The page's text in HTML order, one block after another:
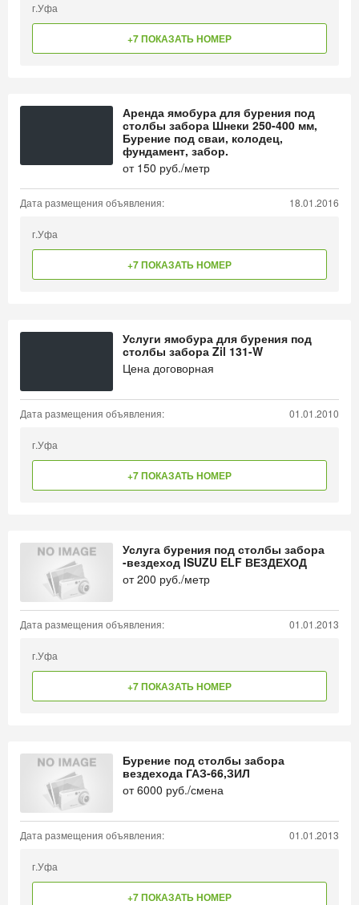
г.Уфа
+7 ПОКАЗАТЬ НОМЕР
Аренда ямобура для бурения под
столбы забора Шнеки 250-400 мм,
Бурение под сваи, колодец,
фундамент, забор.
от 150 руб./метр
Дата размещения объявления: 18.01.2016
г.Уфа
+7 ПОКАЗАТЬ НОМЕР
Услуги ямобура для бурения под
столбы забора Zil 131-W
Цена договорная
Дата размещения объявления: 01.01.2010
г.Уфа
+7 ПОКАЗАТЬ НОМЕР
Услуга бурения под столбы забора
-вездеход ISUZU ELF ВЕЗДЕХОД
от200 руб./метр
Дата размещения объявления: 01.01.2013
г.Уфа
+7 ПОКАЗАТЬ НОМЕР
Бурение под столбы забора
вездехода ГАЗ-66,ЗИЛ
от6000 руб./смена
Дата размещения объявления: 01.01.2013
г.Уфа
+7 ПОКАЗАТЬ НОМЕР